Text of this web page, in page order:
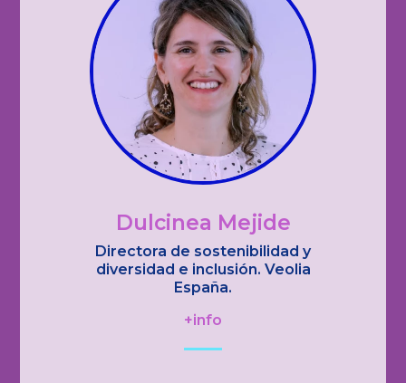
Dulcinea Mejide
Directora de sostenibilidad y
diversidad e inclusión. Veolia
España.
+info